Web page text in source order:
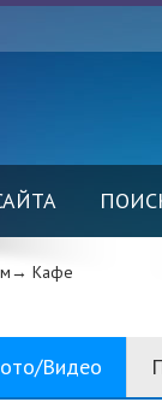
Кафе
Видео